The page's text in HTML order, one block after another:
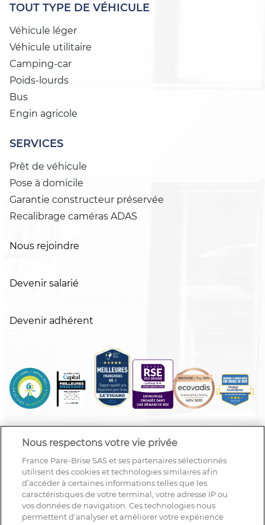
TOUT TYPE DE VÉHICULE
Véhicule léger
Véhicule utilitaire
Camping-car
Poids-lourds
Bus
Engin agricole
SERVICES
Prêt de véhicule
Pose à domicile
Garantie constructeur préservée
Recalibrage caméras ADAS
Nous rejoindre
Devenir salarié
Devenir adhérent
Nous respectons votre vie privée
France Pare-Brise SAS et ses partenaires sélectionnés
utilisent des cookies et technologies similaires afin
d’accéder à certaines informations telles que les
caractéristiques de votre terminal, votre adresse IP ou
vos données de navigation. Ces technologies nous
permettent d'analyser et améliorer votre expérience